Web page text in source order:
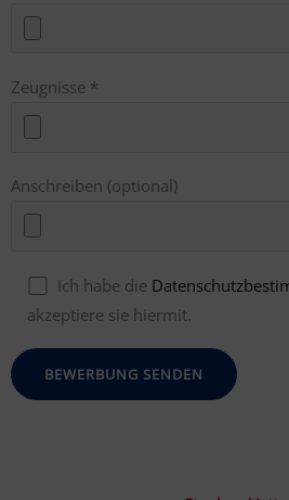
Zeugnisse *
Anschreiben (optional)
Ich habe die
akzeptiere sie hiermit.